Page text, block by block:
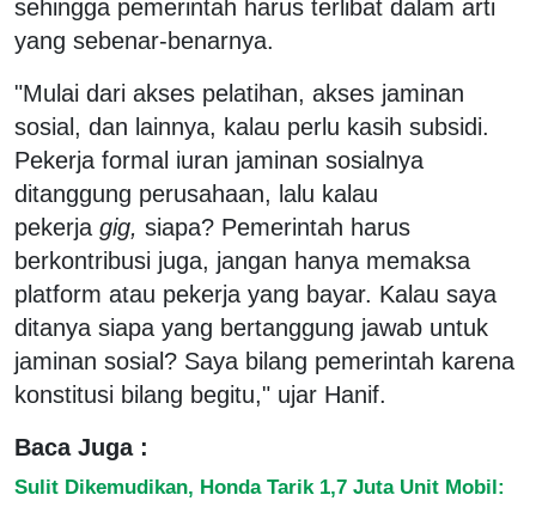
sehingga pemerintah harus terlibat dalam arti
yang sebenar-benarnya.
"Mulai dari akses pelatihan, akses jaminan
sosial, dan lainnya, kalau perlu kasih subsidi.
Pekerja formal iuran jaminan sosialnya
ditanggung perusahaan, lalu kalau
pekerja gig, siapa? Pemerintah harus
berkontribusi juga, jangan hanya memaksa
platform atau pekerja yang bayar. Kalau saya
ditanya siapa yang bertanggung jawab untuk
jaminan sosial? Saya bilang pemerintah karena
konstitusi bilang begitu," ujar Hanif.
Baca Juga :
Sulit Dikemudikan, Honda Tarik 1,7 Juta Unit Mobil: